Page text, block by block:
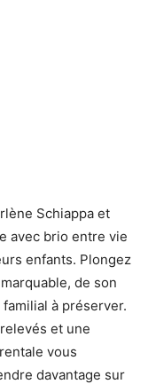
Schiappa et
avec brio entre vie
enfants. Plongez
de son
à préserver.
et une
vous
davantage sur